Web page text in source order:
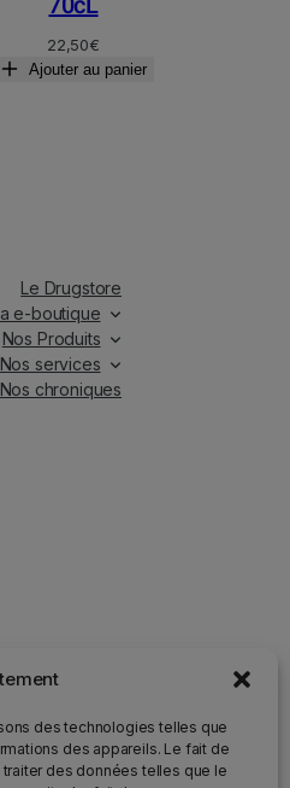
des technologies telles que
des appareils. Le fait de
des données telles que le
22,50€
Ajouter au panier
Le Drugstore
e-boutique
Nos Produits
Nos services
Nos chroniques
avec modération.